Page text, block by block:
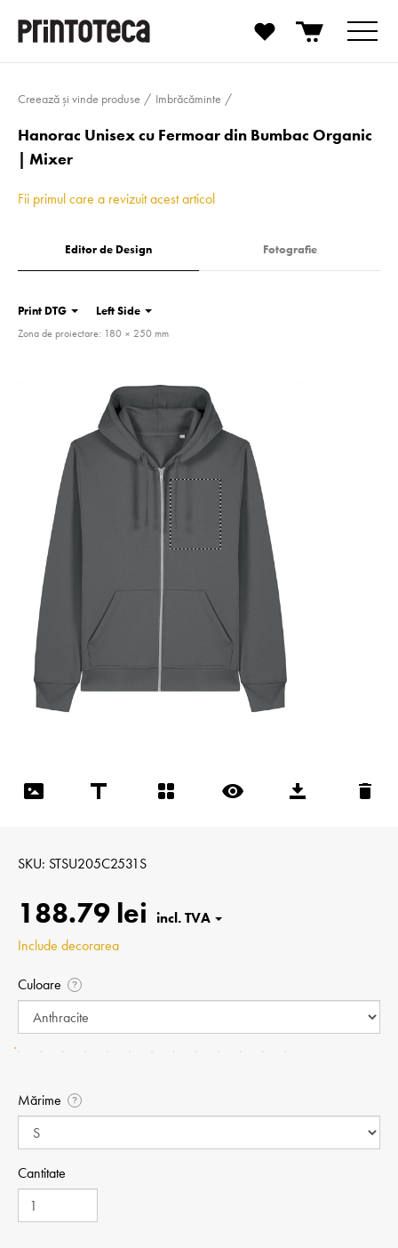
Creează și vinde produse Imbrăcăminte
Hanorac Unisex cu Fermoar din Bumbac Organic
| Mixer
Fii primul care a revizuit acest articol
Editor de Design Fotografie
Print DTG Left Side
Zona de proiectare: 180 × 250 mm
SKU STSU205C2531S
188.79 lei
Include decorarea
Culoare ?
Mărime ?
Cantitate